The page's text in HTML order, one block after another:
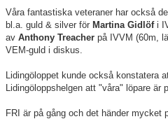
Våra fantastiska veteraner har också
bl.a. guld & silver för Martina Gidlöfi
av Anthony Treacher på IVVM (60m,
VEM-guld i diskus.
Lidingöloppet kunde också konstatera
Lidingöloppshelgen att "våra" löpare är
FRI är på gång och det händer mycket